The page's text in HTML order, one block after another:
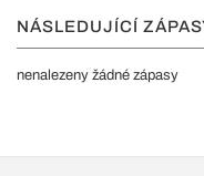
NÁSLEDUJÍCÍ
nenalezeny žádné zápasy